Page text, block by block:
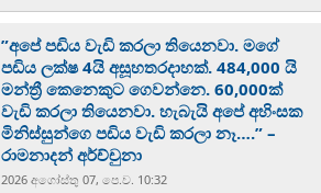
”අපේ පඩිය වැඩි කරලා තියෙනවා. මගේ
පඩිය ලක්ෂ 4යි අසූහතරදාහක්. 484,000 යි
මන්ත්‍රී කෙනෙකුට ගෙවන්නෙ. 60,000ක්
වැඩි කරලා තියෙනවා. හැබැයි අපේ අහිංසක
මිනිස්සුන්ගෙ පඩිය වැඩි කරලා නෑ….” –
රාමනාදන් අර්ච්චුනා
2026 අගෝස්‍තු 07, පෙ.ව. 10:32